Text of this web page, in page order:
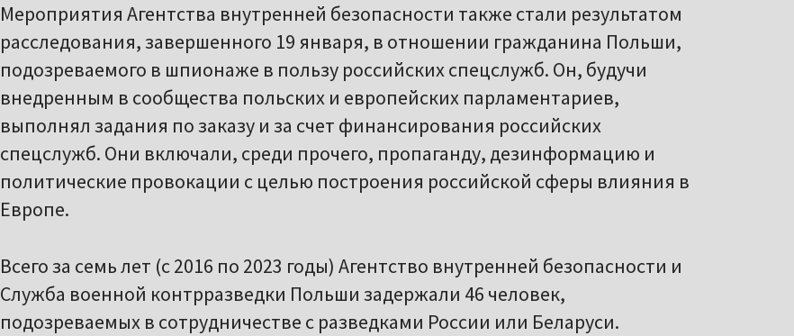
Мероприятия Агентства внутренней безопасности также стали результатом
расследования, завершенного 19 января, в отношении гражданина Польши,
подозреваемого в шпионаже в пользу российских спецслужб. Он, будучи
внедренным в сообщества польских и европейских парламентариев,
выполнял задания по заказу и за счет финансирования российских
спецслужб. Они включали, среди прочего, пропаганду, дезинформацию и
политические провокации с целью построения российской сферы влияния в
Европе.
Всего за семь лет (с 2016 по 2023 годы) Агентство внутренней безопасности и
Служба военной контрразведки Польши задержали 46 человек,
подозреваемых в сотрудничестве с разведками России или Беларуси.